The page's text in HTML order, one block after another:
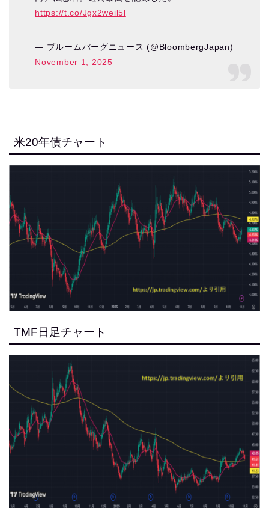
https://t.co/Jgx2weil5l
— ブルームバーグニュース (@BloombergJapan)
November 1, 2025
米20年債チャート
TMF日足チャート